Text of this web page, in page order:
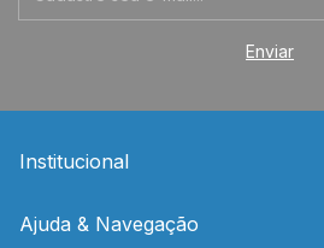
Institucional
Ajuda & Navegação